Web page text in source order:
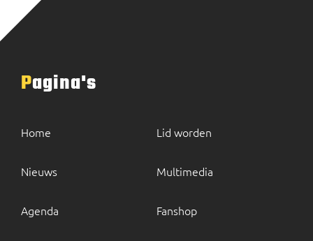
Pagina's
Home
Nieuws
Agenda
Lid worden
Multimedia
Fanshop